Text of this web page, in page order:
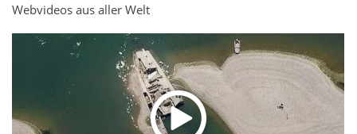
Webvideos aus aller Welt